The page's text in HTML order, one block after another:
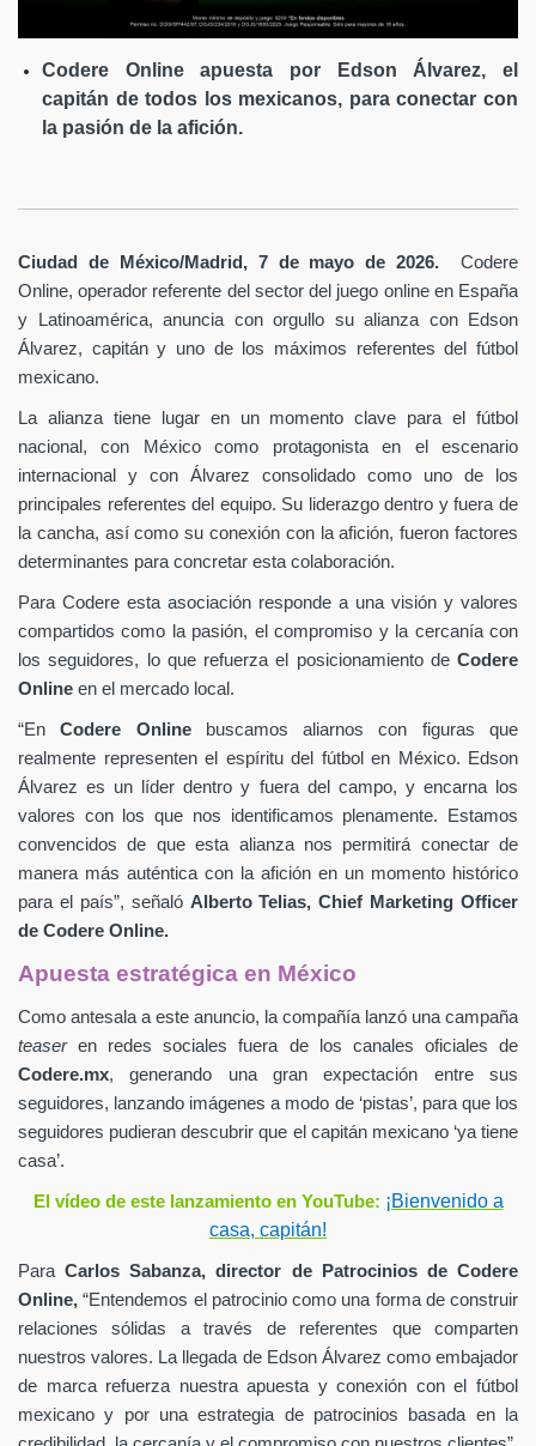
Codere Online apuesta por Edson Álvarez, el
capitán de todos los mexicanos, para conectar con
la pasión de la afición.
Ciudad de México/Madrid, 7 de mayo de 2026. Codere
Online, operador referente del sector del juego online en España
y Latinoamérica, anuncia con orgullo su alianza con Edson
Álvarez, capitán y uno de los máximos referentes del fútbol
mexicano.
La alianza tiene lugar en un momento clave para el fútbol
nacional, con México como protagonista en el escenario
internacional y con Álvarez consolidado como uno de los
principales referentes del equipo. Su liderazgo dentro y fuera de
la cancha, así como su conexión con la afición, fueron factores
determinantes para concretar esta colaboración.
Para Codere esta asociación responde a una visión y valores
compartidos como la pasión, el compromiso y la cercanía con
los seguidores, lo que refuerza el posicionamiento de Codere
Online en el mercado local.
“EnCodere Onlinebuscamos aliarnos con figuras que
realmente representen el espíritu del fútbol en México. Edson
Álvarez es un líder dentro y fuera del campo, y encarna los
valores con los que nos identificamos plenamente. Estamos
convencidos de que esta alianza nos permitirá conectar de
manera más auténtica con la afición en un momento histórico
para el país”, señaló Alberto Telias,Chief Marketing Officer
de Codere Online.
Apuesta estratégica en México
Como antesala a este anuncio, la compañía lanzó una campaña
teaseren redes sociales fuera de los canales oficiales de
Codere.mx,
generando una gran expectación entre sus
seguidores, lanzando imágenes a modo de ‘pistas’, para que los
seguidores pudieran descubrir que el capitán mexicano ‘ya tiene
casa’.
El vídeo de este lanzamiento en YouTube: ¡Bienvenido a
casa, capitán!
ParaCarlos Sabanza, director de Patrocinios de Codere
Online, “Entendemos el patrocinio como una forma de construir
relaciones sólidas a través de referentes que comparten
nuestros valores. La llegada de Edson Álvarez como embajador
de marca refuerza nuestra apuesta y conexión con el fútbol
mexicano y por una estrategia de patrocinios basada en la